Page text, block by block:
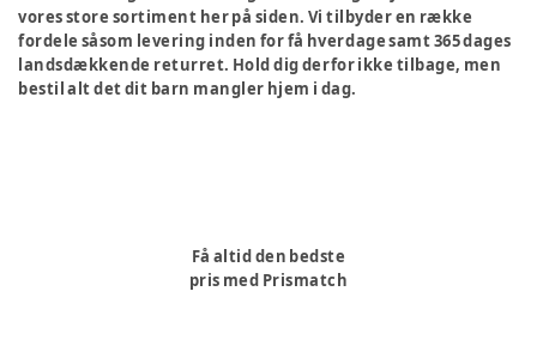
vores store sortiment her på siden. Vi tilbyder en række
fordele såsom levering inden for få hverdage samt 365 dages
landsdækkende returret. Hold dig derfor ikke tilbage, men
bestil alt det dit barn mangler hjem i dag.
Få altid den bedste
pris med Prismatch